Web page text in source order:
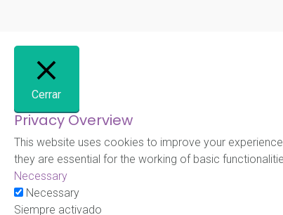
Cerrar
Privacy Overview
This website uses cookies to improve your
they are essential for the working of basic
Necessary
Necessary
Siempre activado